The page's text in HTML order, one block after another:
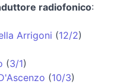
radiofonico:
Arrigoni (12/2)
(3/1)
(10/3)